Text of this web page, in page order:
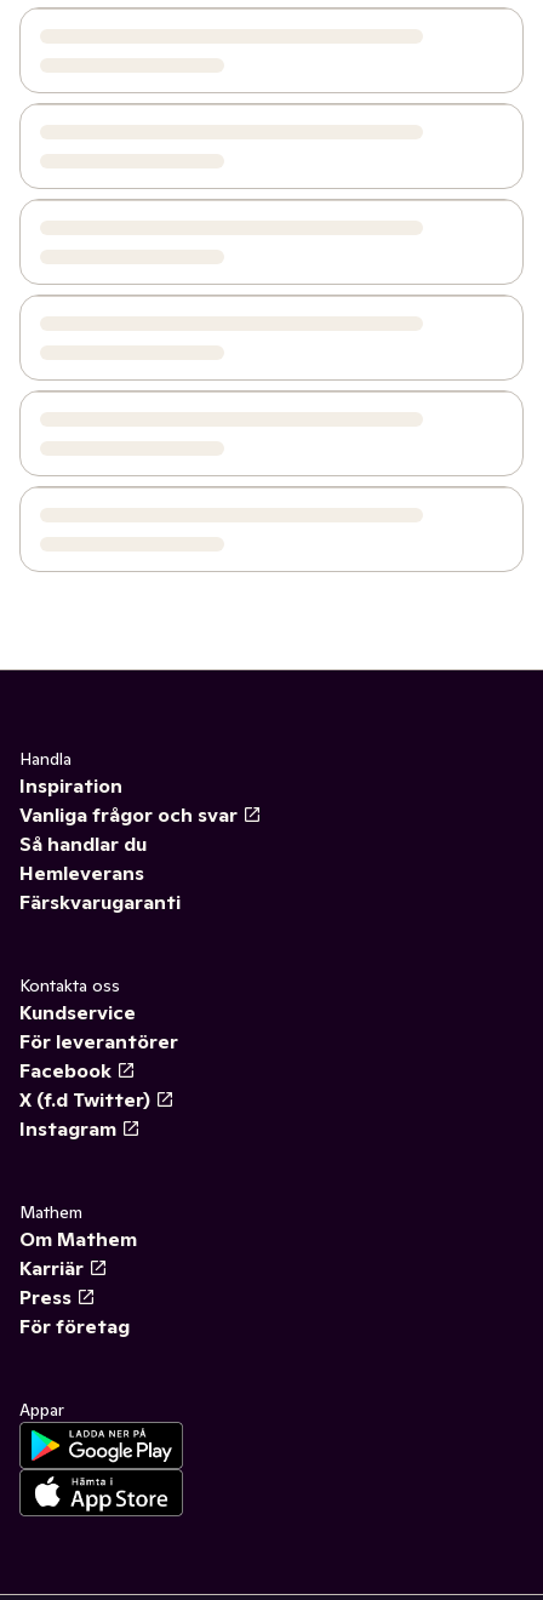
Handla
Inspiration
Vanliga frågor och svar
Så handlar du
Hemleverans
Färskvarugaranti
Kontakta oss
Kundservice
För leverantörer
Facebook
X (f.d Twitter)
Instagram
Mathem
Om Mathem
Karriär
Press
För företag
Appar